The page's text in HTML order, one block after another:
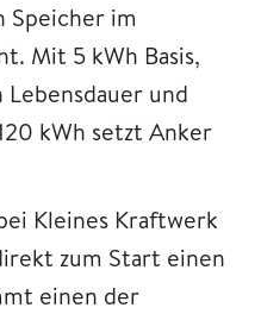
Speicher im
Mit 5 kWh Basis,
Lebensdauer und
kWh setzt Anker
Kleines Kraftwerk
zum Start einen
einen der